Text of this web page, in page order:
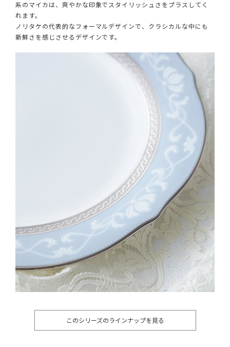
系のマイカは、爽やかな印象でスタイリッシュさをプラスしてく
れます。
ノリタケの代表的なフォーマルデザインで、クラシカルな中にも
新鮮さを感じさせるデザインです。
このシリーズのラインナップを見る